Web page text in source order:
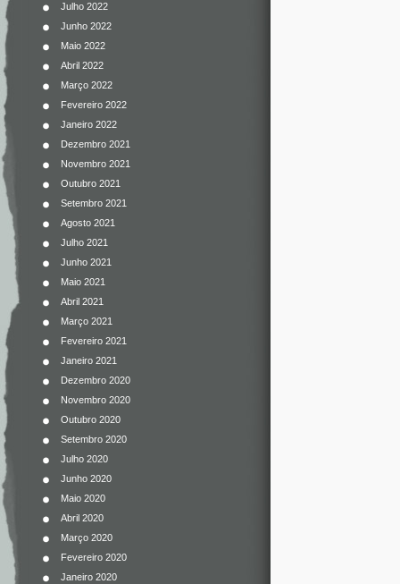
Julho 2022
Junho 2022
Maio 2022
Abril 2022
Março 2022
Fevereiro 2022
Janeiro 2022
Dezembro 2021
Novembro 2021
Outubro 2021
Setembro 2021
Agosto 2021
Julho 2021
Junho 2021
Maio 2021
Abril 2021
Março 2021
Fevereiro 2021
Janeiro 2021
Dezembro 2020
Novembro 2020
Outubro 2020
Setembro 2020
Julho 2020
Junho 2020
Maio 2020
Abril 2020
Março 2020
Fevereiro 2020
Janeiro 2020